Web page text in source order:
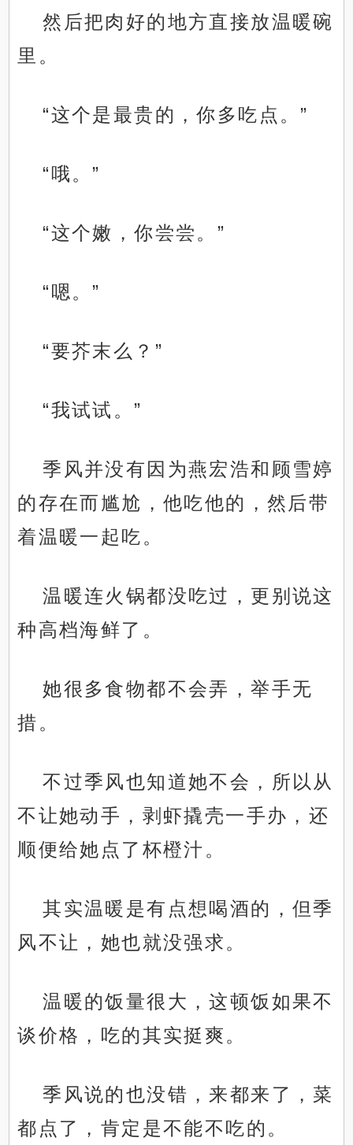
然后把肉好的地方直接放温暖碗
里。
“这个是最贵的，你多吃点。”
“哦。”
“这个嫩，你尝尝。”
“嗯。”
“要芥末么？”
“我试试。”
季风并没有因为燕宏浩和顾雪婷
的存在而尴尬，他吃他的，然后带
着温暖一起吃。
温暖连火锅都没吃过，更别说这
种高档海鲜了。
她很多食物都不会弄，举手无
措。
不过季风也知道她不会，所以从
不让她动手，剥虾撬壳一手办，还
顺便给她点了杯橙汁。
其实温暖是有点想喝酒的，但季
风不让，她也就没强求。
温暖的饭量很大，这顿饭如果不
谈价格，吃的其实挺爽。
季风说的也没错，来都来了，菜
都点了，肯定是不能不吃的。